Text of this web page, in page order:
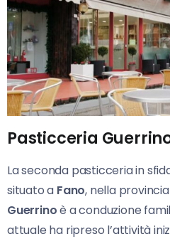
Pasticceria
La seconda pasticceria in
situato a Fano, nella
Guerrinoè a conduzione
attuale ha ripreso l’attività